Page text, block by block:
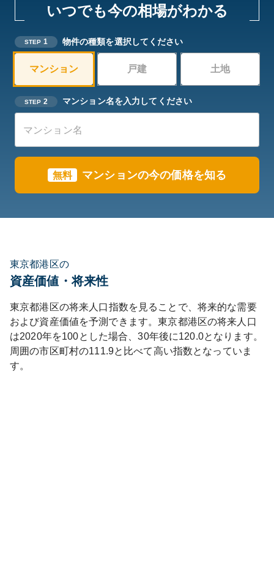
いつでも今の相場がわかる
STEP 1 物件の種類を選択してください
マンション 戸建 土地
STEP 2 マンション名を入力してください
無料 マンションの今の価格を知る
東京都港区の
資産価値・将来性
東京都港区の将来人口指数を見ることで、将来的な需要
および資産価値を予測できます。東京都港区の将来人口
は2020年を100とした場合、30年後に120.0となります。
周囲の市区町村の111.9と比べて高い指数となっていま
す。